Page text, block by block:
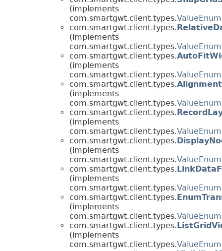
(implements
com.smartgwt.client.types.ValueEnum
com.smartgwt.client.types.
(implements
com.smartgwt.client.types.ValueEnum
com.smartgwt.client.types.
(implements
com.smartgwt.client.types.ValueEnum
com.smartgwt.client.types.Alignment
(implements
com.smartgwt.client.types.ValueEnum
com.smartgwt.client.types.
(implements
com.smartgwt.client.types.ValueEnum
com.smartgwt.client.types.
(implements
com.smartgwt.client.types.ValueEnum
com.smartgwt.client.types.
(implements
com.smartgwt.client.types.ValueEnum
com.smartgwt.client.types.
(implements
com.smartgwt.client.types.ValueEnum
com.smartgwt.client.types.
(implements
com.smartgwt.client.types.ValueEnum